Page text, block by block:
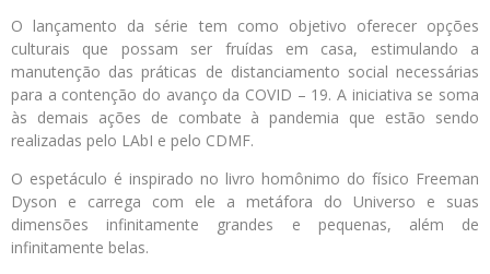
O lançamento da série tem como objetivo oferecer opções
culturais que possam ser fruídas em casa, estimulando a
manutenção das práticas de distanciamento social necessárias
para a contenção do avanço da COVID – 19. A iniciativa se soma
às demais ações de combate à pandemia que estão sendo
realizadas pelo LAbI e pelo CDMF.
O espetáculo é inspirado no livro homônimo do físico Freeman
Dyson e carrega com ele a metáfora do Universo e suas
dimensões infinitamente grandes e pequenas, além de
infinitamente belas.